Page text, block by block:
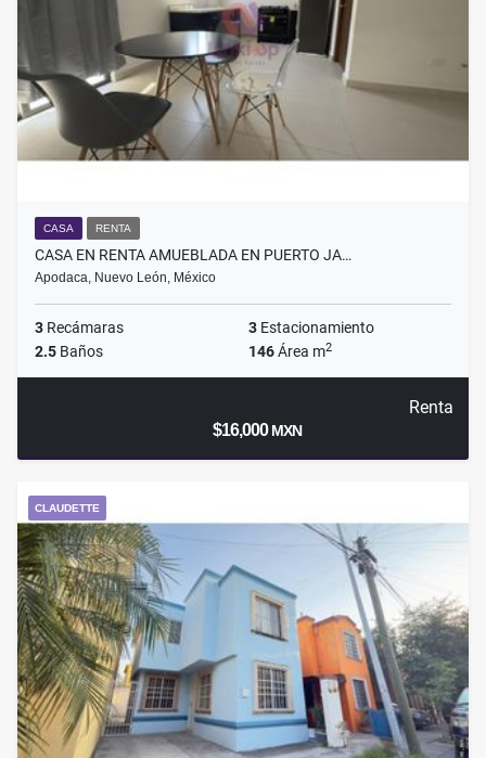
CASA RENTA
CASA EN RENTA AMUEBLADA EN PUERTO JA…
Apodaca, Nuevo León, México
3 Recámaras 3 Estacionamiento
2.5 Baños 146Área m2
Renta
$16,000MXN
CLAUDETTE